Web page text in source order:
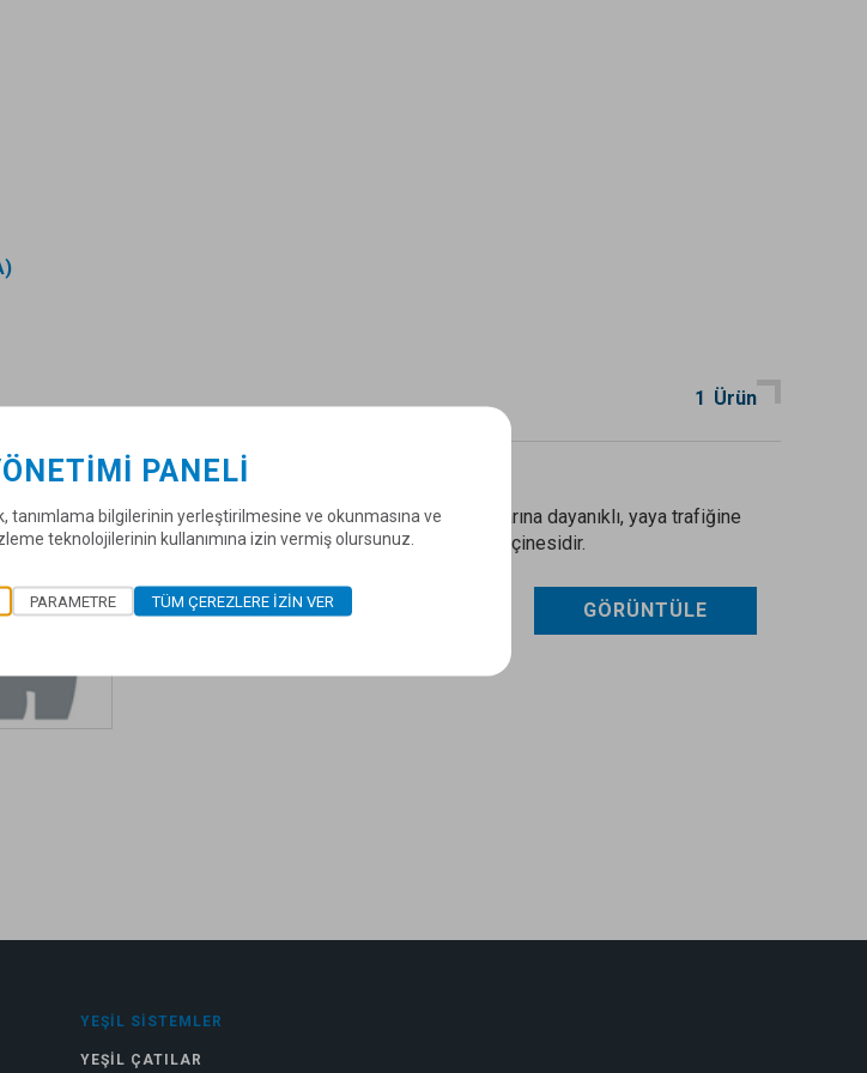
1 Ürün
ALSAN® 500 FT
ALSAN® 500 FTkullanıma hazır, UV ışınlarına dayanıklı, yaya trafiğine
açık alanlara uygun poliüretan su yalıtım reçinesidir.
GÖRÜNTÜLE
YEŞIL SISTEMLER
YEŞIL ÇATILAR
PANELI
bilgilerinin yerleştirilmesine ve okunmasına ve
teknolojilerinin kullanımına izin vermiş olursunuz.
PARAMETRE TÜM ÇEREZLERE IZIN VER